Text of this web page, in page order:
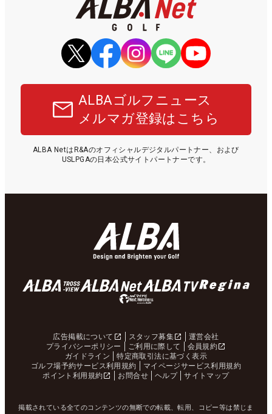
ALBAゴルフニュース
メルマガ登録はこちら
ALBA NetはR&Aのオフィシャルデジタルパートナー、および
USLPGAの日本公式サイトパートナーです。
広告掲載について スタッフ募集
運営会社
プライバシーポリシー
ご利用に際して
会員規約
ガイドライン
特定商取引法に基づく表示
ゴルフ場予約サービス利用規約
マイページサービス利用規約
ポイント利用規約
お問合せ ヘルプ サイトマップ
掲載されている全てのコンテンツの無断での転載、転用、コピー等は禁じま